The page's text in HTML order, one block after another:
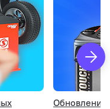
Обновление